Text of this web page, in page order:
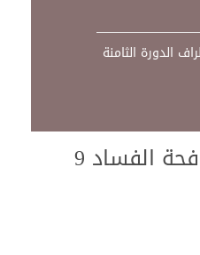
الدورة الثامنة
اليوم العالمي لمكافحة الفساد 9